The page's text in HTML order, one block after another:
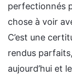
perfectionnés
chose à voir
C’est une
rendus
aujourd’hui et